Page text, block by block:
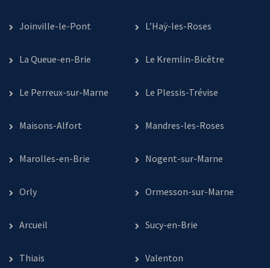
Joinville-le-Pont L’Haÿ-les-Roses
La Queue-en-Brie Le Kremlin-Bicêtre
Le Perreux-sur-Marne Le Plessis-Trévise
Maisons-Alfort Mandres-les-Roses
Marolles-en-Brie Nogent-sur-Marne
Orly Ormesson-sur-Marne
Arcueil Sucy-en-Brie
Thiais Valenton